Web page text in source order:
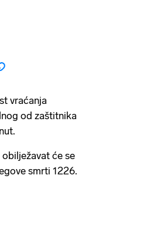
vraćanja
od zaštitnika
će se
smrti 1226.